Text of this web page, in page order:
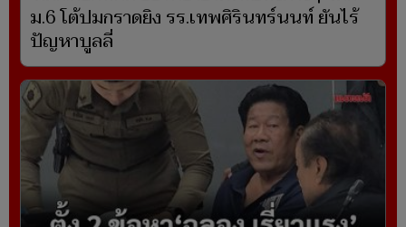
ม.6 โต้ปมกราดยิง รร.เทพศิรินทร์นนท์ ยันไร้
ปัญหาบูลลี่